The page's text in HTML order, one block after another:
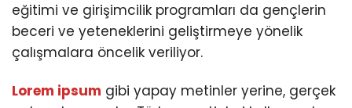
eğitimi ve girişimcilik programları da gençlerin
beceri ve yeteneklerini geliştirmeye yönelik
çalışmalara öncelik veriliyor.
Lorem ipsum gibi yapay metinler yerine, gerçek